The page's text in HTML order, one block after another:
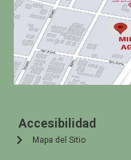
Accesibilidad
Mapa del Sitio